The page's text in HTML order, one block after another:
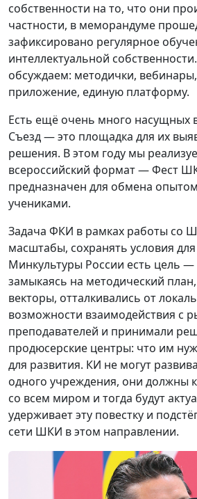
собственности на то, что они
частности, в меморандуме
зафиксировано регулярное
интеллектуальной
обсуждаем: методич­ки,
приложение, единую платформу.
Есть ещё очень много насущных
Съезд — это площадка для их
решения. В этом году мы
всероссийский формат — Фест
предназначен для обмена
учениками.
Задача ФКИ в рамках работы со
масштабы, сохранять условия
Минкультуры России есть цель
замыкаясь на методический
векторы, отталкивались от
возможности взаимодействия с
преподавателей и принимали
продюсерские центры: что им
для развития. КИ не могут
одного учреждения, они должны
со всем миром и тогда будут
удерживает эту повестку и
сети ШКИ в этом направлении.